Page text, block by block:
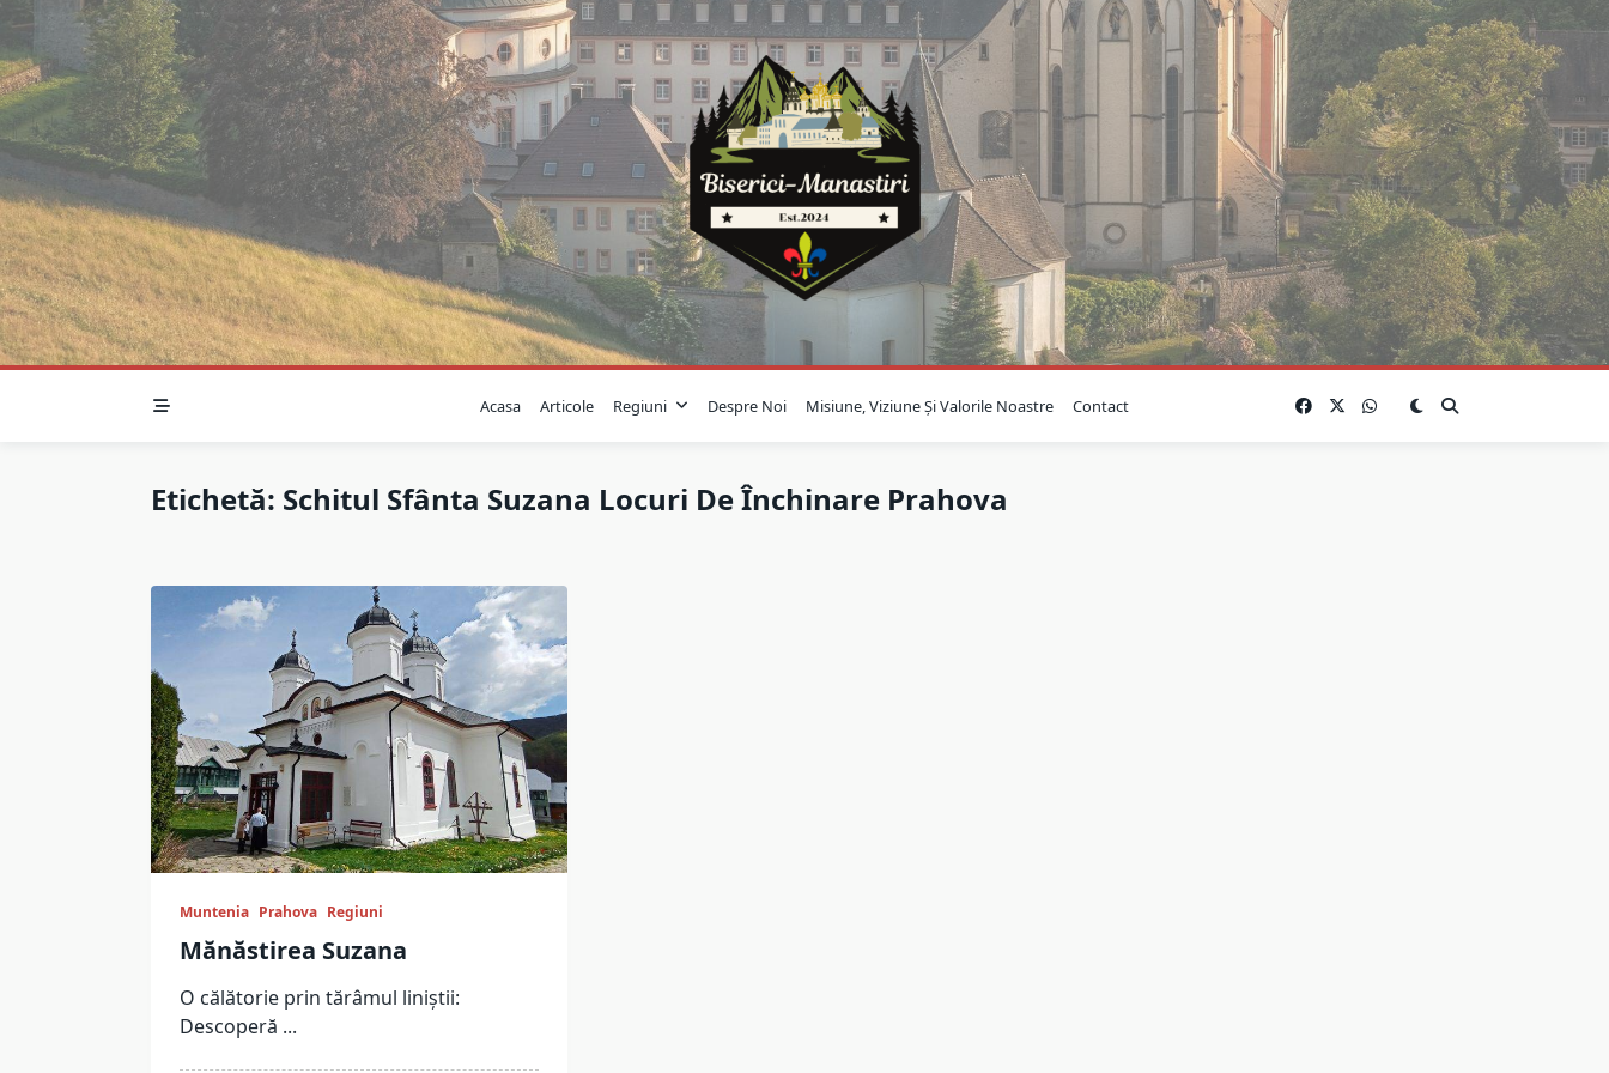
content
Acasa Articole Regiuni Despre Noi Misiune, Viziune Și Valorile Noastre Contact
Etichetă: Schitul Sfânta Suzana Locuri De Închinare Prahova
Muntenia Prahova Regiuni
Mănăstirea Suzana
O călătorie prin tărâmul liniștii:
Descoperă ...